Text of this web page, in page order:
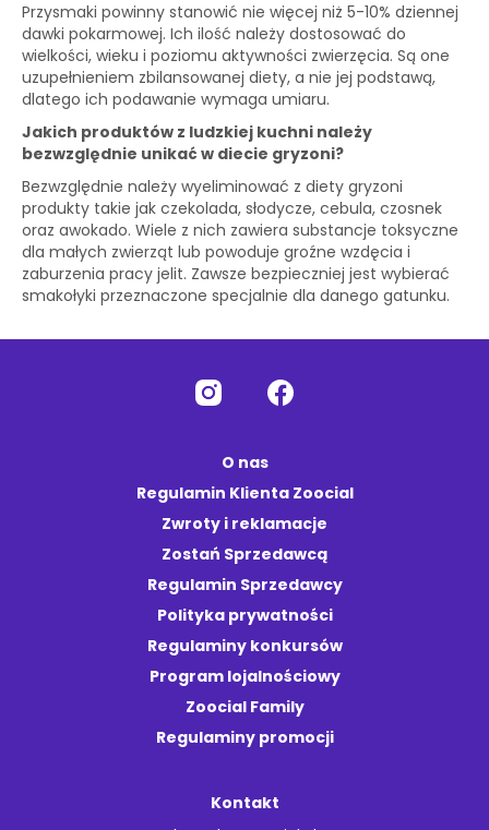
Przysmaki powinny stanowić nie więcej niż 5-10% dziennej
dawki pokarmowej. Ich ilość należy dostosować do
wielkości, wieku i poziomu aktywności zwierzęcia. Są one
uzupełnieniem zbilansowanej diety, a nie jej podstawą,
dlatego ich podawanie wymaga umiaru.
Jakich produktów z ludzkiej kuchni należy
bezwzględnie unikać w diecie gryzoni?
Bezwzględnie należy wyeliminować z diety gryzoni
produkty takie jak czekolada, słodycze, cebula, czosnek
oraz awokado. Wiele z nich zawiera substancje toksyczne
dla małych zwierząt lub powoduje groźne wzdęcia i
zaburzenia pracy jelit. Zawsze bezpieczniej jest wybierać
smakołyki przeznaczone specjalnie dla danego gatunku.
O nas
Regulamin Klienta Zoocial
Zwroty i reklamacje
Zostań Sprzedawcą
Regulamin Sprzedawcy
Polityka prywatności
Regulaminy konkursów
Program lojalnościowy
Zoocial Family
Regulaminy promocji
Kontakt